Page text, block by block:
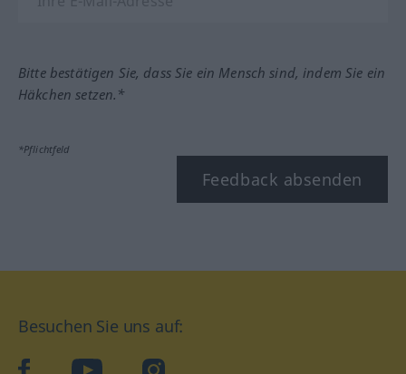
Bitte bestätigen Sie, dass Sie ein Mensch sind, indem Sie ein
Häkchen setzen.*
*Pflichtfeld
Feedback absenden
Besuchen Sie uns auf:
facebookYouTube Instagram